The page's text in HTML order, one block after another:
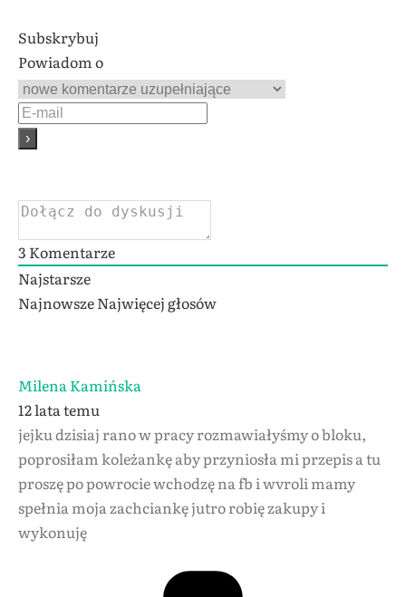
Subskrybuj
Powiadom o
3 Komentarze
Najstarsze
NajnowszeNajwięcej głosów
Milena Kamińska
12 lata temu
jejku dzisiaj rano w pracy rozmawiałyśmy o bloku,
poprosiłam koleżankę aby przyniosła mi przepis a tu
proszę po powrocie wchodzę na fb i wvroli mamy
spełnia moja zachciankę jutro robię zakupy i
wykonuję